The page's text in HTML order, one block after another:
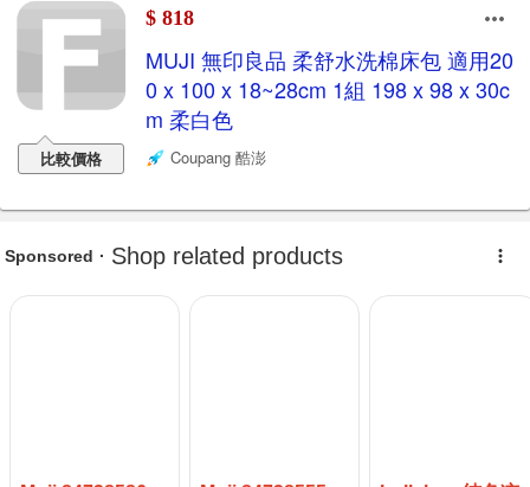
比較價格
$ 818
MUJI 無印良品 柔舒水洗棉床包 適用20
0 x 100 x 18~28cm 1組 198 x 98 x 30c
m 柔白色
Coupang 酷澎